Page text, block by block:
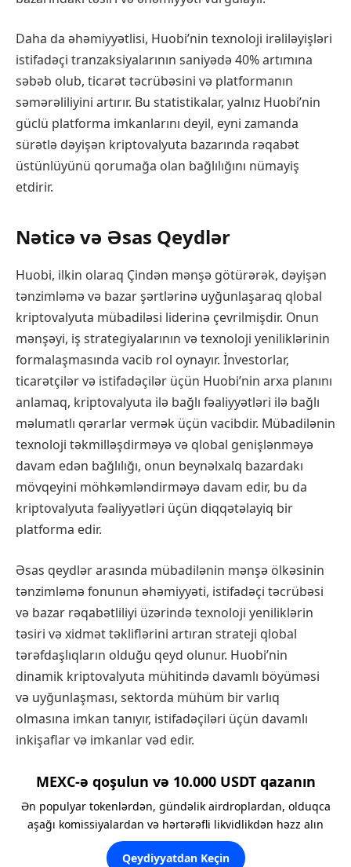
Daha da əhəmiyyətlisi, Huobi’nin texnoloji irəliləyişləri
istifadəçi tranzaksiyalarının saniyədə 40% artımına
səbəb olub, ticarət təcrübəsini və platformanın
səmərəliliyini artırır. Bu statistikalar, yalnız Huobi’nin
güclü platforma imkanlarını deyil, eyni zamanda
sürətlə dəyişən kriptovalyuta bazarında rəqabət
üstünlüyünü qorumağa olan bağlılığını nümayiş
etdirir.
Nəticə və Əsas Qeydlər
Huobi, ilkin olaraq Çindən mənşə götürərək, dəyişən
tənzimləmə və bazar şərtlərinə uyğunlaşaraq qlobal
kriptovalyuta mübadiləsi liderinə çevrilmişdir. Onun
mənşəyi, iş strategiyalarının və texnoloji yeniliklərinin
formalaşmasında vacib rol oynayır. İnvestorlar,
ticarətçilər və istifadəçilər üçün Huobi’nin arxa planını
anlamaq, kriptovalyuta ilə bağlı fəaliyyətləri ilə bağlı
məlumatlı qərarlar vermək üçün vacibdir. Mübadilənin
texnoloji təkmilləşdirməyə və qlobal genişlənməyə
davam edən bağlılığı, onun beynəlxalq bazardakı
mövqeyini möhkəmləndirməyə davam edir, bu da
kriptovalyuta fəaliyyətləri üçün diqqətəlayiq bir
platforma edir.
Əsas qeydlər arasında mübadilənin mənşə ölkəsinin
tənzimləmə fonunun əhəmiyyəti, istifadəçi təcrübəsi
və bazar rəqabətliliyi üzərində texnoloji yeniliklərin
təsiri və xidmət təkliflərini artıran strateji qlobal
tərəfdaşlıqların olduğu qeyd olunur. Huobi’nin
dinamik kriptovalyuta mühitində davamlı böyüməsi
və uyğunlaşması, sektorda mühüm bir varlıq
olmasına imkan tanıyır, istifadəçiləri üçün davamlı
inkişaflar və imkanlar vəd edir.
MEXC-ə qoşulun və 10.000 USDT qazanın
Ən populyar tokenlərdən, gündəlik airdroplardan, olduqca
aşağı komissiyalardan və hərtərəfli likvidlikdən həzz alın
Qeydiyyatdan Keçin